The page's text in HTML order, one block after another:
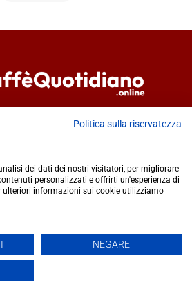
Fiorella Falci
92076900858
Chi siamo
è una testata giornalistica registrata
n.02/2024 del 17/07/2024 |
da
Politica sulla riservatezza
dei dati dei nostri visitatori, per migliorare
personalizzati e offrirti un'esperienza di
ulteriori informazioni sui cookie utilizziamo
NEGARE